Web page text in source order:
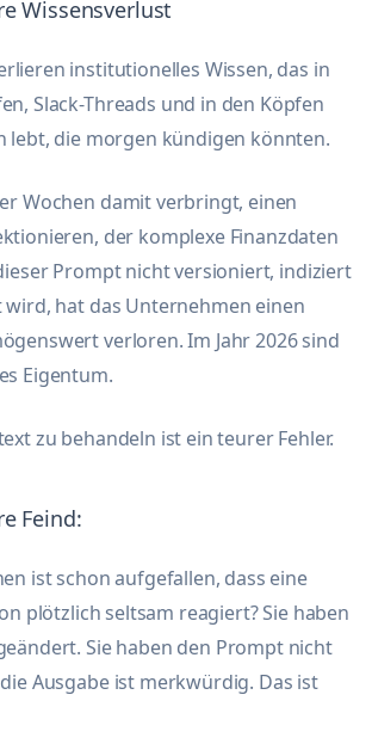
Wissensverlust
institutionelles Wissen, das in
Slack-Threads und in den Köpfen
lebt, die morgen kündigen könnten.
Wochen damit verbringt, einen
der komplexe Finanzdaten
Prompt nicht versioniert, indiziert
hat das Unternehmen einen
verloren. Im Jahr 2026 sind
Eigentum.
zu behandeln ist ein teurer Fehler.
Feind:
ist schon aufgefallen, dass eine
plötzlich seltsam reagiert? Sie haben
Sie haben den Prompt nicht
Ausgabe ist merkwürdig. Das ist